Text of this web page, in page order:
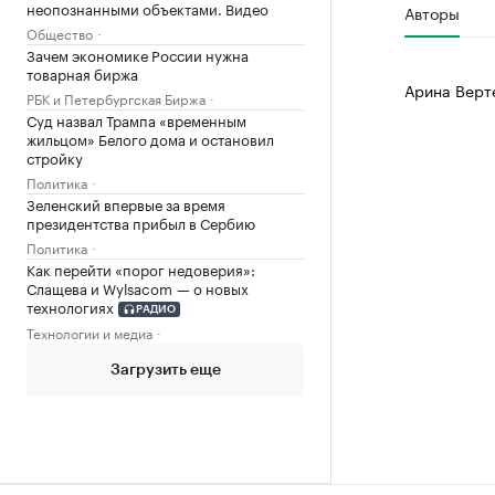
неопознанными объектами. Видео
Общество
Зачем экономике России нужна
товарная биржа
РБК и Петербургская Биржа
Суд назвал Трампа «временным
жильцом» Белого дома и остановил
стройку
Политика
Зеленский впервые за время
президентства прибыл в Сербию
Политика
Как перейти «порог недоверия»:
Слащева и Wylsacom — о новых
технологиях
РАДИО
Технологии и медиа
Загрузить еще
Авторы
Арина